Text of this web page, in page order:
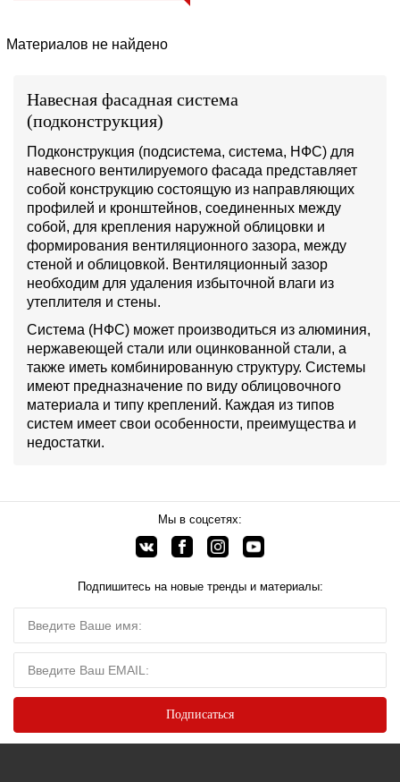
Материалов не найдено
Навесная фасадная система
(подконструкция)
Подконструкция (подсистема, система, НФС) для
навесного вентилируемого фасада представляет
собой конструкцию состоящую из направляющих
профилей и кронштейнов, соединенных между
собой, для крепления наружной облицовки и
формирования вентиляционного зазора, между
стеной и облицовкой. Вентиляционный зазор
необходим для удаления избыточной влаги из
утеплителя и стены.
Система (НФС) может производиться из алюминия,
нержавеющей стали или оцинкованной стали, а
также иметь комбинированную структуру. Системы
имеют предназначение по виду облицовочного
материала и типу креплений. Каждая из типов
систем имеет свои особенности, преимущества и
недостатки.
Мы в соцсетях:
Подпишитесь на новые тренды и материалы: